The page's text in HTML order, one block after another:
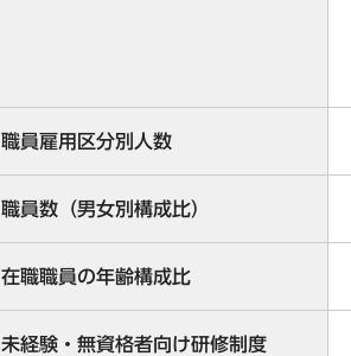
職員雇用区分別人数
職員数（男女別構成比）
在職職員の年齢構成比
未経験・無資格者向け研修制度